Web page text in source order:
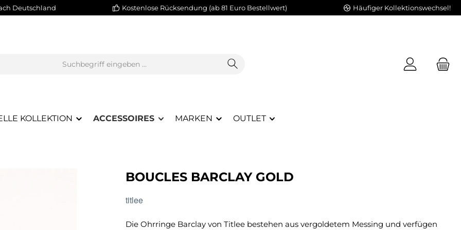
Deutschland Kostenlose Rücksendung (ab 81 Euro Bestellwert) Häufiger Kollektionswechsel!
KOLLEKTION ACCESSOIRES MARKEN OUTLET
BOUCLES BARCLAY GOLD
titlee
Die Ohrringe Barclay von Titlee bestehen aus vergoldetem Messing und verfügen